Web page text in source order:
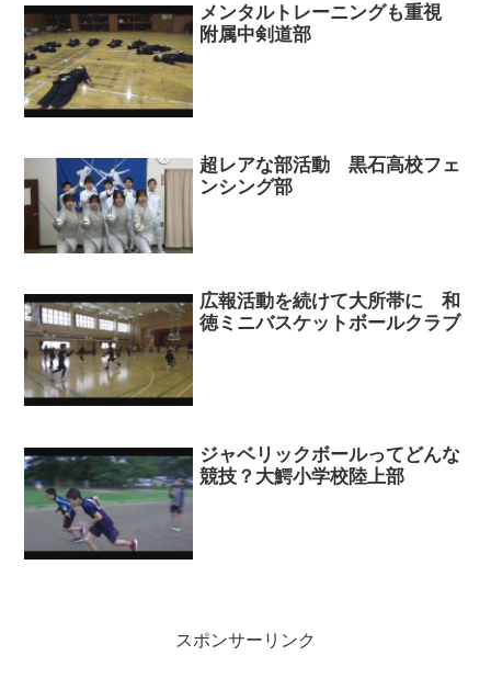
メンタルトレーニングも重視
附属中剣道部
超レアな部活動 黒石高校フェ
ンシング部
広報活動を続けて大所帯に 和
徳ミニバスケットボールクラブ
ジャベリックボールってどんな
競技？大鰐小学校陸上部
スポンサーリンク